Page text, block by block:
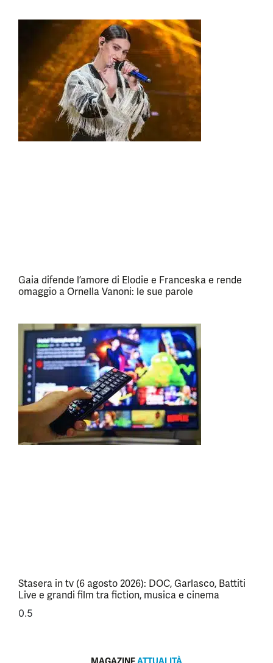
Gaia difende l’amore di Elodie e Franceska e rende
omaggio a Ornella Vanoni: le sue parole
Stasera in tv (6 agosto 2026): DOC, Garlasco, Battiti
Live e grandi film tra fiction, musica e cinema